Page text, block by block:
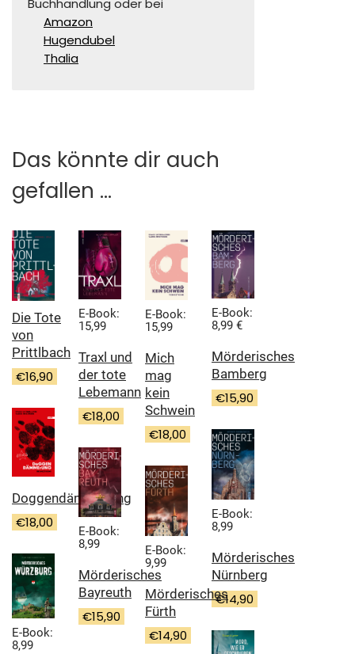
Amazon
Hugendubel
Thalia
Das könnte dir auch
gefallen …
Die Tote
von
Prittlbach
€16,90
E-Book:
15,99
Traxl und
der tote
Lebemann
€18,00
E-Book:
15,99
Mich
mag
kein
Schwein
€18,00
E-Book:
8,99 €
Mörderisches
Bamberg
€15,90
Doggendämmerung
€18,00
E-Book:
8,99
Mörderisches
Nürnberg
€14,90
E-Book:
8,99
Mörderisches
Bayreuth
€15,90
E-Book:
9,99
Mörderisches
Fürth
€14,90
E-Book:
8,99